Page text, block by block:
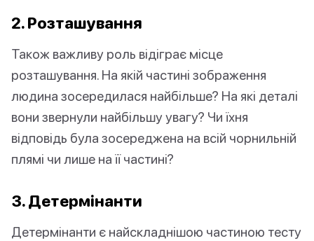
2. Розташування
Також важливу роль відіграє місце
розташування. На якій частині зображення
людина зосередилася найбільше? На які деталі
вони звернули найбільшу увагу? Чи їхня
відповідь була зосереджена на всій чорнильній
плямі чи лише на її частині?
3. Детермінанти
Детермінанти є найскладнішою частиною тесту